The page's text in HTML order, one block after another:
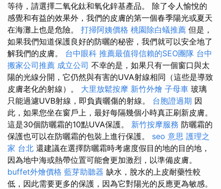
等待，請選擇二氧化鈦和氧化鋅基產品。 除了令人愉悅的
感覺和有益的效果外，我們的皮膚的第一個春季陽光或夏天
在海灘上也是危險。 打掃阿姨價格 桃園除白蟻推薦 但是，
如果我們知道保護良好的防曬的秘密，我們就可以安全地了
解我們的皮膚。 台中眼科 推薦最值得信賴的SEO團隊 台中
搬家公司推薦 成立公司 不幸的是，如果只有一個窗口與太
陽的光線分開，它仍然與有害的UVA射線相同（這些是導致
皮膚老化的射線）。 大里放鬆按摩 新竹外燴 子母車 玻璃
只能過濾UVB射線，即負責曬傷的射線。 台胞證過期 因
此，如果您坐在窗戶上，最好每隔幾個小時真正刷新皮膚。
這是30個防曬霜的10點UVA保護。 新竹按摩服務 防曬霜的
保護也可以在防曬霜的包裝上進行保護。 seo 意思 護理之
家 台北 還建議在選擇防曬霜時考慮度假目的地的目的地，
因為地中海或熱帶位置可能會更加激烈，以準備皮膚。
buffet外燴價格 藍芽助聽器 缺水，脫水的上皮耐藥性較
低，因此需要更多的保護，因為它對陽光的反應更為敏感。